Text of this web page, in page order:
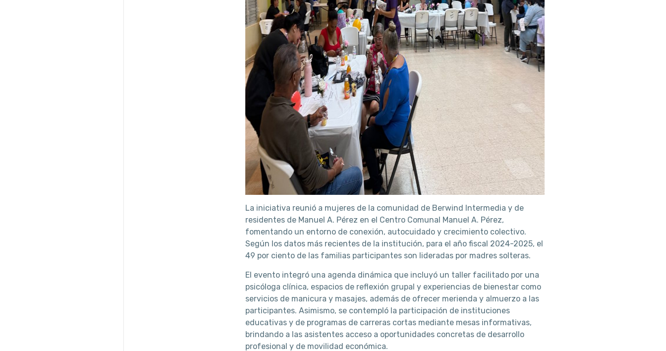
La iniciativa reunió a mujeres de la comunidad de Berwind Intermedia y de
residentes de Manuel A. Pérez en el Centro Comunal Manuel A. Pérez,
fomentando un entorno de conexión, autocuidado y crecimiento colectivo.
Según los datos más recientes de la institución, para el año fiscal 2024-2025, el
49 por ciento de las familias participantes son lideradas por madres solteras.
El evento integró una agenda dinámica que incluyó un taller facilitado por una
psicóloga clínica, espacios de reflexión grupal y experiencias de bienestar como
servicios de manicura y masajes, además de ofrecer merienda y almuerzo a las
participantes. Asimismo, se contempló la participación de instituciones
educativas y de programas de carreras cortas mediante mesas informativas,
brindando a las asistentes acceso a oportunidades concretas de desarrollo
profesional y de movilidad económica.